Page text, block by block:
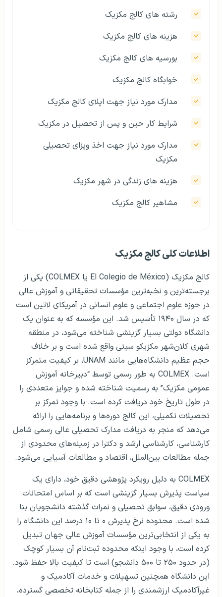
رشته های کالج مکزیک
هزينه های کالج مکزیک
بورسیه های کالج مکزیک
خوابگاه کالج مکزیک
مدارک مورد نیاز جهت اپلای کالج مکزیک
شرايط کار حین و پس از تحصیل در مکزیک
مدارک مورد نیاز جهت اخذ ویزای تحصیلی
مکزیک
هزينه های زندگی در شهر مکزیک
مشاهير کالج مکزیک
اطلاعات کلی کالج مکزیک
کالج مکزیک (El Colegio de México یا COLMEX) یکی از
برجسته‌ترین و نخبه‌ترین مؤسسات تحقیقاتی و آموزش عالی
در حوزه علوم اجتماعی و علوم انسانی در آمریکای لاتین است
که در سال ۱۹۴۰ تأسیس شد. این مؤسسه که به عنوان یک
دانشگاه دولتی بسیار گزینشی شناخته می‌شود، در منطقه
شهری کلان‌شهر مکزیکو سیتی واقع شده است و بر خلاف
حجم عظیم دانشگاه‌هایی مانند UNAM، بر کیفیت متمرکز
است. COLMEX به طور رسمی توسط “دبیرخانه آموزش
عمومی مکزیک” به رسمیت شناخته شده و جوایز متعددی را
در طول تاریخ خود دریافت کرده است. با وجود تمرکز بر
تحصیلات تکمیلی، این کالج دوره‌ها و برنامه‌هایی را ارائه
می‌دهد که منجر به دریافت مدارک تحصیلی عالی رسمی شامل
کارشناسی، کارشناسی ارشد و دکترا در زمینه‌های محدودی از
جمله مطالعات بین‌الملل، اقتصاد و مطالعات آسیایی می‌شود.
COLMEX به دلیل رویکرد پژوهشی دقیق خود، دارای یک
سیاست پذیرش بسیار گزینشی است که بر اساس امتحانات
ورودی دقیق، سوابق تحصیلی و نمرات گذشته دانشجویان بنا
شده است. محدوده نرخ پذیرش ۰ تا ۱۰ درصد این دانشگاه را
به یکی از انتخابی‌ترین مؤسسات آموزش عالی جهان تبدیل
کرده است، با وجود اینکه محدوده ثبت‌نام آن بسیار کوچک
(در حدود ۲۵۰ تا ۵۰۰ دانشجو) است تا کیفیت بالا حفظ شود.
این دانشگاه همچنین تسهیلات و خدمات آکادمیک و
غیرآکادمیک ارزشمندی را از جمله کتابخانه تخصصی گسترده،